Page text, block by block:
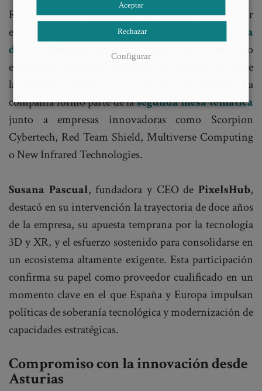
Recientemente,PixelsHubfue invitada a participar
en el
II Encuentro del Ecosistema de la Industria
de la Defensa
organizado por Indra, un foro
estratégico orientado a fortalecer la colaboración entre
la empresa tractora y su red de proveedores. La
compañía formó parte de lasegunda mesa temática
junto a empresas innovadoras como Scorpion
Cybertech, Red Team Shield, Multiverse Computing
o New Infrared Technologies.
Susana Pascual, fundadora y CEO dePixelsHub,
destacó en su intervención la trayectoria de doce años
de la empresa, su apuesta temprana por la tecnología
3D y XR, y el esfuerzo sostenido para consolidarse en
un ecosistema altamente exigente. Esta participación
confirma su papel como proveedor cualificado en un
momento clave en el que España y Europa impulsan
políticas de soberanía tecnológica y modernización de
capacidades estratégicas.
Compromiso con la innovación desde
Asturias
Aceptar
Rechazar
Configurar